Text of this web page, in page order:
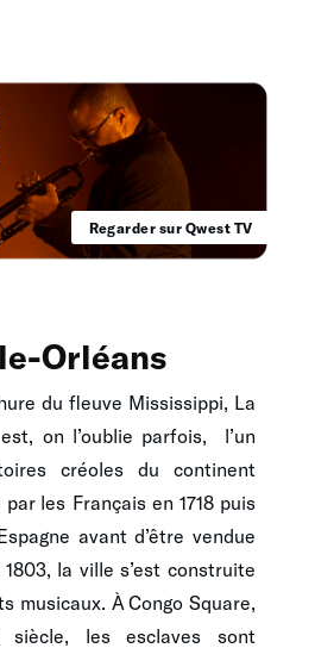
Regarder sur Qwest TV
Orléans
du fleuve Mississippi, La
on l’oublie parfois, l’un
créoles du continent
les Français en 1718 puis
avant d’être vendue
la ville s’est construite
musicaux. À Congo Square,
siècle, les esclaves sont